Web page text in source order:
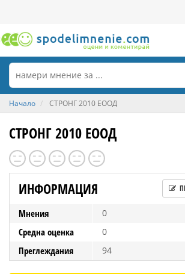
Начало СТРОНГ 2010 ЕООД
СТРОНГ 2010 ЕООД
ИНФОРМАЦИЯ
Мнения 0
Средна оценка 0
Преглеждания 94